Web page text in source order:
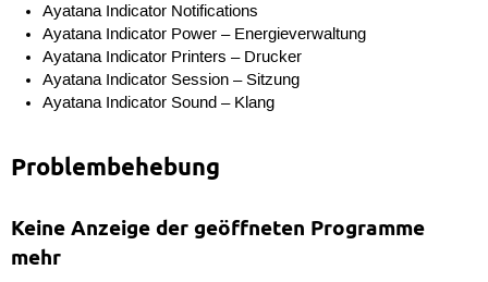
Ayatana Indicator Notifications
Ayatana Indicator Power – Energieverwaltung
Ayatana Indicator Printers – Drucker
Ayatana Indicator Session – Sitzung
Ayatana Indicator Sound – Klang
Problembehebung
Keine Anzeige der geöffneten Programme
mehr